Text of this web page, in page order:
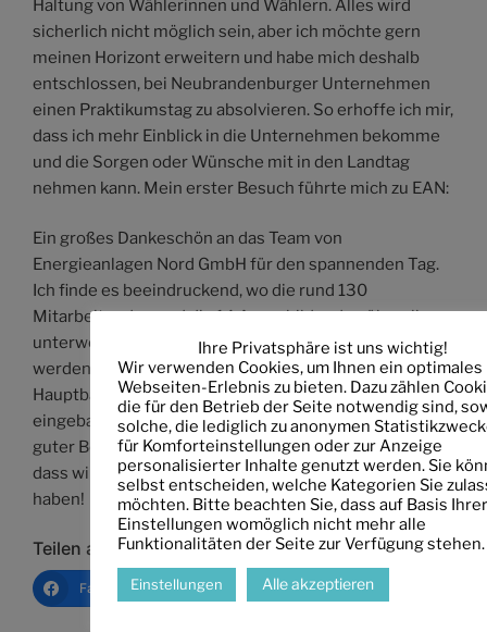
Haltung von Wählerinnen und Wählern. Alles wird
sicherlich nicht möglich sein, aber ich möchte gern
meinen Horizont erweitern und habe mich deshalb
entschlossen, bei Neubrandenburger Unternehmen
einen Praktikumstag zu absolvieren. So erhoffe ich mir,
dass ich mehr Einblick in die Unternehmen bekomme
und die Sorgen oder Wünsche mit in den Landtag
nehmen kann. Mein erster Besuch führte mich zu EAN:
Ein großes Dankeschön an das Team von
Energieanlagen Nord GmbH für den spannenden Tag.
Ich finde es beeindruckend, wo die rund 130
Mitarbeitenden und die 14 Auszubildenden überall
unterwegs sind und was für riesige Anlagen verbaut
werden. So ist EAN z. B. am BER beteiligt oder hat beim
Hauptbahnhof Heizungs- und Lüftungsanlagen
eingebaut. Auch als Arbeitgeber kann EAN z. B. Mit
guter Bezahlung oder Qualifizierungen punkten. Toll,
dass wir so ein Unternehmen in Neubrandenburg
haben!
Teilen auf:
Facebook Email Drucken
Ihre Privatsphäre ist uns wichtig!
Wir verwenden Cookies, um Ihnen ein optimales
Webseiten-Erlebnis zu bieten. Dazu zählen
die für den Betrieb der Seite notwendig sind,
solche, die lediglich zu anonymen
für Komforteinstellungen oder zur Anzeige
personalisierter Inhalte genutzt werden. Sie
selbst entscheiden, welche Kategorien Sie
möchten. Bitte beachten Sie, dass auf Basis Ihrer
Einstellungen womöglich nicht mehr alle
Funktionalitäten der Seite zur Verfügung stehen.
Einstellungen Alle akzeptieren